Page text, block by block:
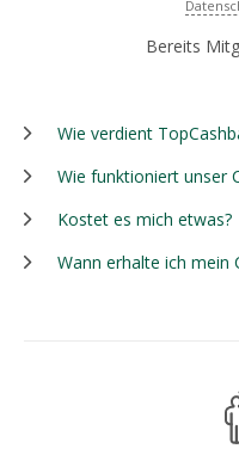
Bereits
Wie verdient
Wie funktioniert unser
Kostet es mich etwas?
Wann erhalte ich mein